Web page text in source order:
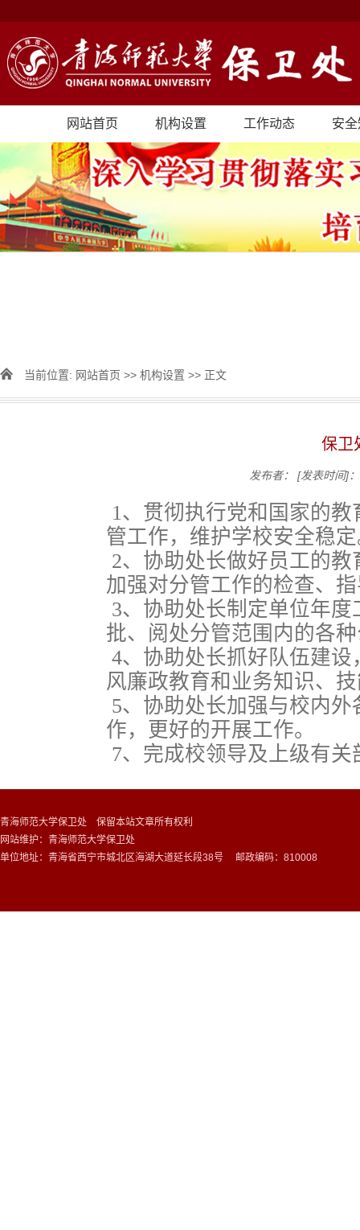
网站首页 机构设置 工作动态 安
当前位置: 网站首页 >> 机构设置 >> 正文
保卫
发布者： [发表时间]
1、贯彻执行党和国家的
管工作，维护学校安全稳
2、协助处长做好员工的
加强对分管工作的检查、
3、协助处长制定单位年
批、阅处分管范围内的各
4、协助处长抓好队伍建
风廉政教育和业务知识、
5、协助处长加强与校内
作，更好的开展工作。
7、完成校领导及上级有
青海师范大学保卫处 保留本站文章所有权利
网站维护：青海师范大学保卫处
单位地址：青海省西宁市城北区海湖大道延长段38号 邮政编码：810008